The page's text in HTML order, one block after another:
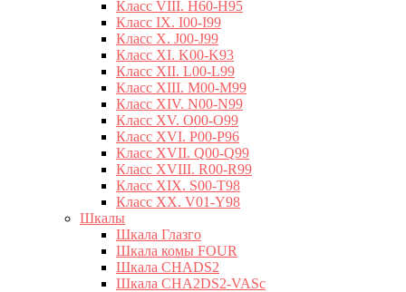
Класс VIII. H60-H95
Класс IX. I00-I99
Класс X. J00-J99
Класс XI. K00-K93
Класс XII. L00-L99
Класс XIII. M00-M99
Класс XIV. N00-N99
Класс XV. O00-O99
Класс XVI. P00-P96
Класс XVII. Q00-Q99
Класс XVIII. R00-R99
Класс XIX. S00-T98
Класс XX. V01-Y98
Шкалы
Шкала Глазго
Шкала комы FOUR
Шкала CHADS2
Шкала CHA2DS2-VASc